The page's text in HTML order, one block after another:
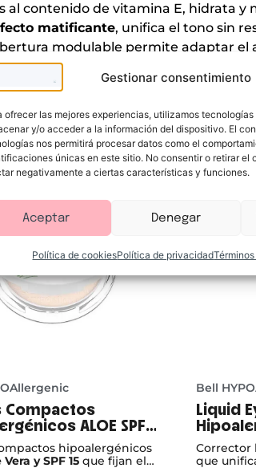
Gestionar consentimiento
ofrecer las mejores experiencias, utilizamos
y/o acceder a la información del dispositivo. El
nos permitirá procesar datos como el
únicas en este sitio. No consentir o retirar el
negativamente a ciertas características y funciones.
Aceptar Denegar
Política de cookiesPolítica de privacidad
contenido de vitamina E, hidrata y
matificante, unifica el tono sin
modulable permite adaptar el
Te puede
Compactos
ALOE SPF
hipoalergénicos
y SPF 15que fijan el
Bell
Liquid
Corrector
que